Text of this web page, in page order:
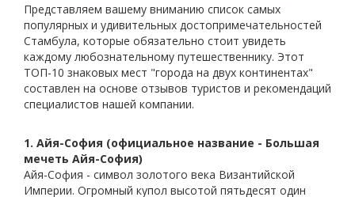
Представляем вашему вниманию список самых
популярных и удивительных достопримечательностей
Стамбула, которые обязательно стоит увидеть
каждому любознательному путешественнику. Этот
ТОП-10 знаковых мест "города на двух континентах"
составлен на основе отзывов туристов и рекомендаций
специалистов нашей компании.
1. Айя-София (официальное название - Большая
мечеть Айя-София)
Айя-София - символ золотого века Византийской
Империи. Огромный купол высотой пятьдесят один